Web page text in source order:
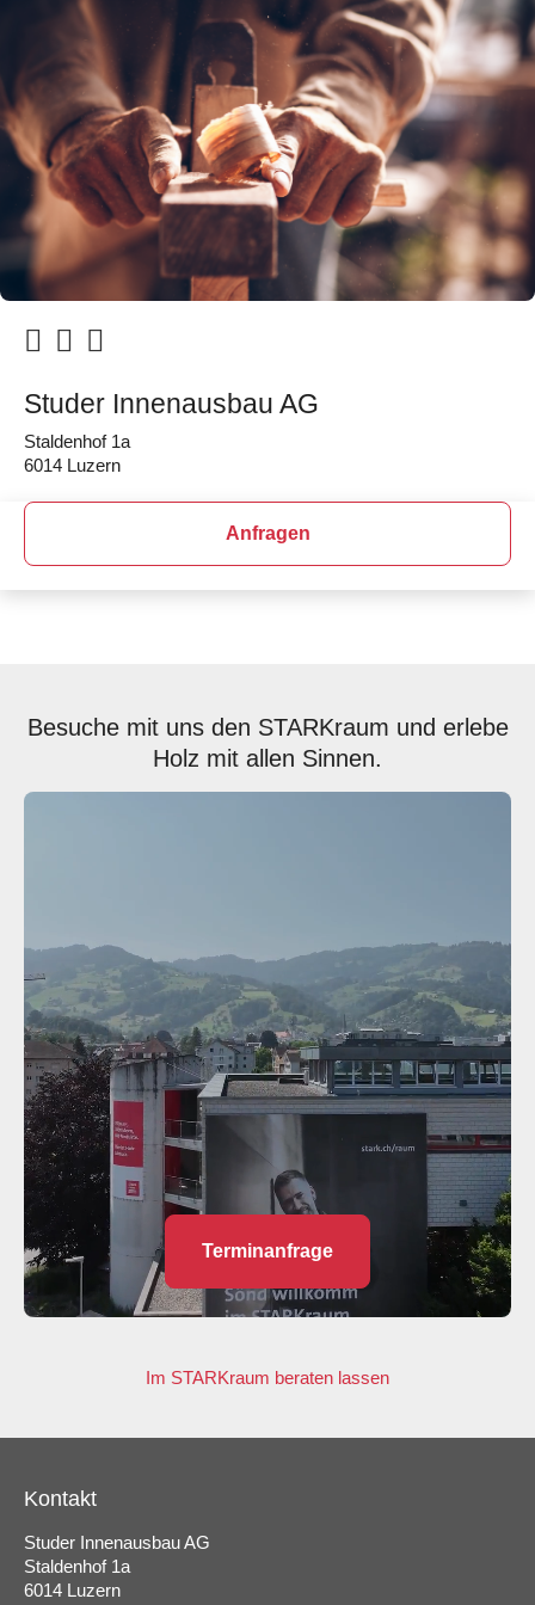
Studer Innenausbau AG
Staldenhof 1a
6014 Luzern
Anfragen
Besuche mit uns den STARKraum und erlebe
Holz mit allen Sinnen.
Terminanfrage
Im STARKraum beraten lassen
Kontakt
Studer Innenausbau AG
Staldenhof 1a
6014 Luzern